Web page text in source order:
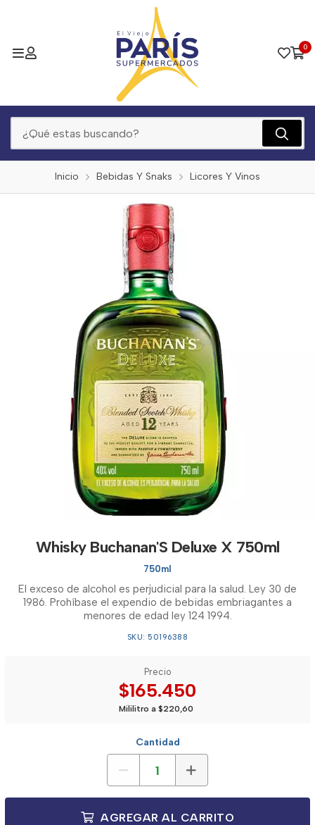
0
Inicio Bebidas Y Snaks Licores Y Vinos
Whisky Buchanan'S Deluxe X 750ml
750ml
El exceso de alcohol es perjudicial para la salud. Ley 30 de
1986. Prohíbase el expendio de bebidas embriagantes a
menores de edad ley 124 1994.
SKU: 50196388
Precio
$165.450
Mililitro a $220,60
Cantidad
AGREGAR AL CARRITO